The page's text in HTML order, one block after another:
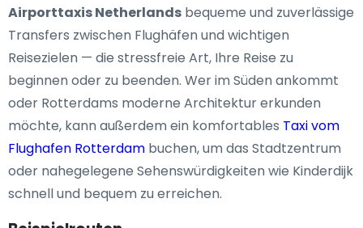
Airporttaxis Netherlands bequeme und zuverlässige
Transfers zwischen Flughäfen und wichtigen
Reisezielen — die stressfreie Art, Ihre Reise zu
beginnen oder zu beenden. Wer im Süden ankommt
oder Rotterdams moderne Architektur erkunden
möchte, kann außerdem ein komfortables Taxi vom
Flughafen Rotterdam buchen, um das Stadtzentrum
oder nahegelegene Sehenswürdigkeiten wie Kinderdijk
schnell und bequem zu erreichen.